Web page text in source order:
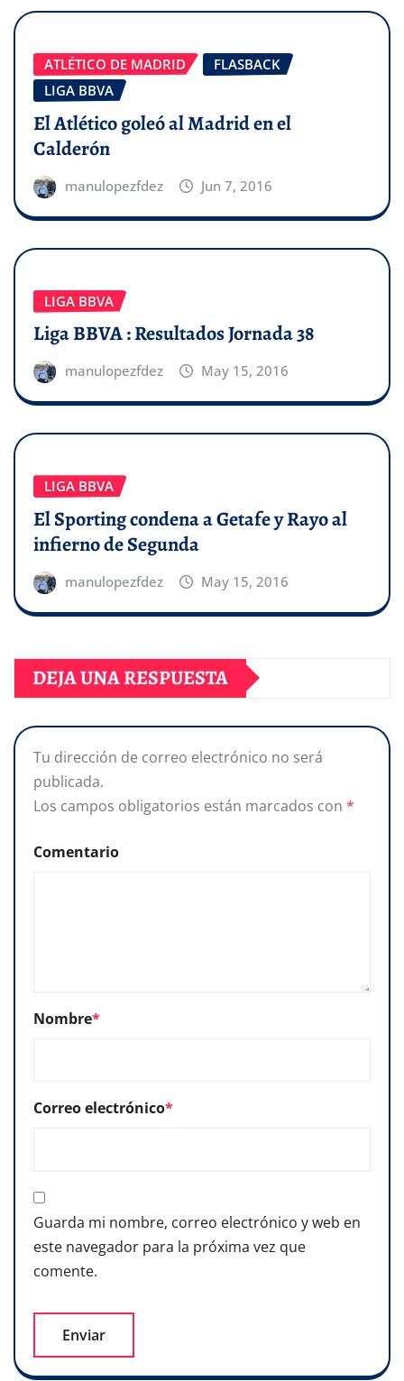
ATLÉTICO DE MADRID
FLASBACK
LIGA BBVA
El Atlético goleó al Madrid en el
Calderón
manulopezfdez Jun 7, 2016
LIGA BBVA
Liga BBVA : Resultados Jornada 38
manulopezfdez May 15, 2016
LIGA BBVA
El Sporting condena a Getafe y Rayo al
infierno de Segunda
manulopezfdez May 15, 2016
DEJA UNA RESPUESTA
Tu dirección de correo electrónico no será
publicada.
Los campos obligatorios están marcados con *
Comentario
Nombre*
Correo electrónico*
Guarda mi nombre, correo electrónico y web en
este navegador para la próxima vez que
comente.